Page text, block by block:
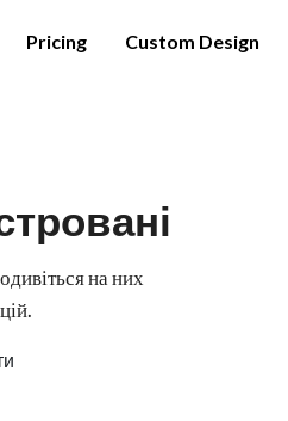
Pricing Custom Design
на них